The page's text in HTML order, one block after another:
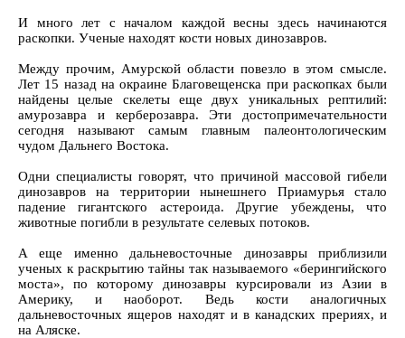
И много лет с началом каждой весны здесь начинаются
раскопки. Ученые находят кости новых динозавров.
Между прочим, Амурской области повезло в этом смысле.
Лет 15 назад на окраине Благовещенска при раскопках были
найдены целые скелеты еще двух уникальных рептилий:
амурозавра и керберозавра. Эти достопримечательности
сегодня называют самым главным палеонтологическим
чудом Дальнего Востока.
Одни специалисты говорят, что причиной массовой гибели
динозавров на территории нынешнего Приамурья стало
падение гигантского астероида. Другие убеждены, что
животные погибли в результате селевых потоков.
А еще именно дальневосточные динозавры приблизили
ученых к раскрытию тайны так называемого «берингийского
моста», по которому динозавры курсировали из Азии в
Америку, и наоборот. Ведь кости аналогичных
дальневосточных ящеров находят и в канадских прериях, и
на Аляске.